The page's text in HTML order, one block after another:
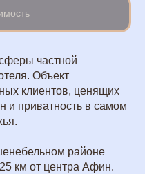
частной
Объект
клиентов, ценящих
и приватность в самом
районе
км от центра Афин.